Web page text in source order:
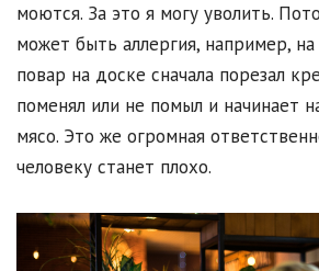
моются. За это я могу уволить.
может быть аллергия, например,
повар на доске сначала порезал
поменял или не помыл и начинает
мясо. Это же огромная
человеку станет плохо.